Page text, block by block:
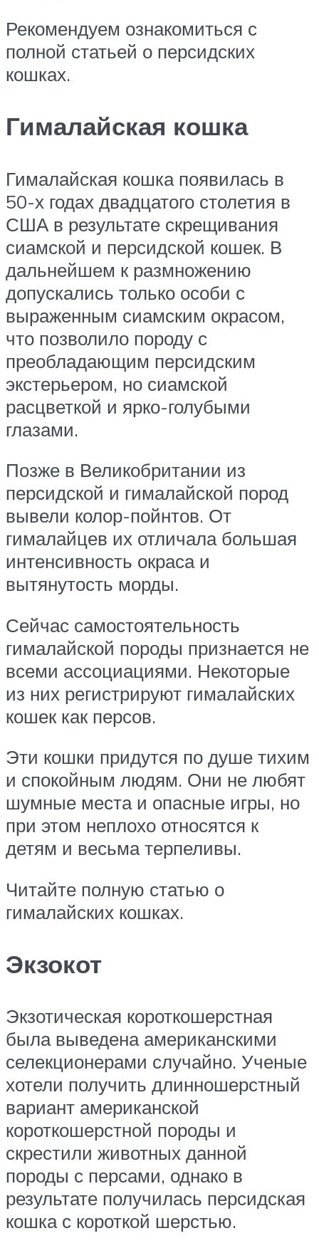
Рекомендуем ознакомиться с
полной статьей о персидских
кошках.
Гималайская кошка
Гималайская кошка появилась в
50-х годах двадцатого столетия в
США в результате скрещивания
сиамской и персидской кошек. В
дальнейшем к размножению
допускались только особи с
выраженным сиамским окрасом,
что позволило породу с
преобладающим персидским
экстерьером, но сиамской
расцветкой и ярко-голубыми
глазами.
Позже в Великобритании из
персидской и гималайской пород
вывели колор-пойнтов. От
гималайцев их отличала большая
интенсивность окраса и
вытянутость морды.
Сейчас самостоятельность
гималайской породы признается не
всеми ассоциациями. Некоторые
из них регистрируют гималайских
кошек как персов.
Эти кошки придутся по душе тихим
и спокойным людям. Они не любят
шумные места и опасные игры, но
при этом неплохо относятся к
детям и весьма терпеливы.
Читайте полную статью о
гималайских кошках.
Экзокот
Экзотическая короткошерстная
была выведена американскими
селекционерами случайно. Ученые
хотели получить длинношерстный
вариант американской
короткошерстной породы и
скрестили животных данной
породы с персами, однако в
результате получилась персидская
кошка с короткой шерстью.